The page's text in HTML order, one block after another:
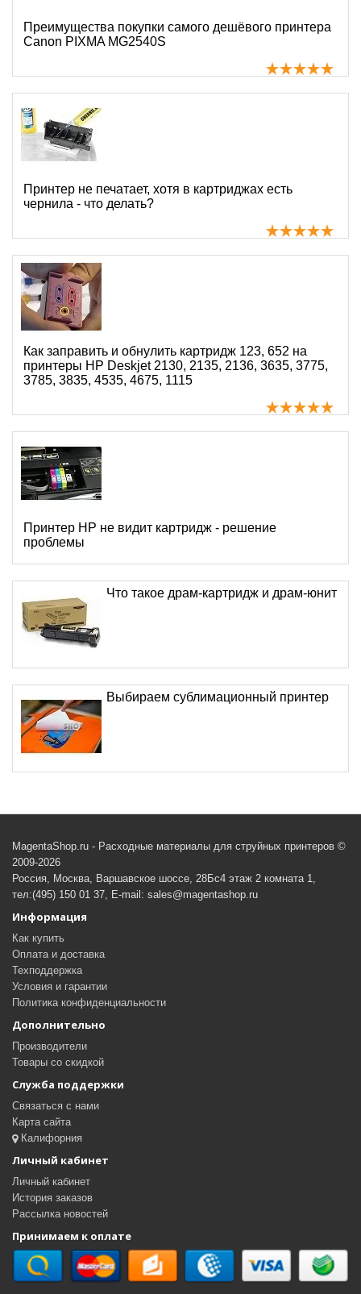
Преимущества покупки самого дешёвого принтера
Canon PIXMA MG2540S
Принтер не печатает, хотя в картриджах есть
чернила - что делать?
Как заправить и обнулить картридж 123, 652 на
принтеры HP Deskjet 2130, 2135, 2136, 3635, 3775,
3785, 3835, 4535, 4675, 1115
Принтер HP не видит картридж - решение
проблемы
Что такое драм-картридж и драм-юнит
Выбираем сублимационный принтер
MagentaShop.ru - Расходные материалы для струйных принтеров ©
2009-2026
Россия, Москва, Варшавское шоссе, 28Бс4 этаж 2 комната 1,
тел:(495) 150 01 37, E-mail: sales@magentashop.ru
Информация
Как купить
Оплата и доставка
Техподдержка
Условия и гарантии
Политика конфиденциальности
Дополнительно
Производители
Товары со скидкой
Служба поддержки
Связаться с нами
Карта сайта
Калифорния
Личный кабинет
Личный кабинет
История заказов
Рассылка новостей
Принимаем к оплате